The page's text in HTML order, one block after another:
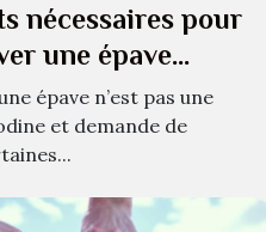
nécessaires pour
une épave
épave n’est pas une
et demande de